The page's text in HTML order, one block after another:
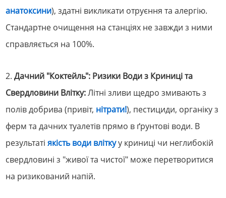
анатоксини), здатні викликати отруєння та алергію.
Стандартне очищення на станціях не завжди з ними
справляється на 100%.
2.Дачний "Коктейль": Ризики Води з Криниці та
Свердловини Влітку:Літні зливи щедро змивають з
полів добрива (привіт, нітрати!), пестициди, органіку з
ферм та дачних туалетів прямо в ґрунтові води. В
результатіякість води вліткуу криниці чи неглибокій
свердловині з "живої та чистої" може перетворитися
на ризикований напій.